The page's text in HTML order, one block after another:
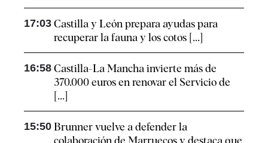
17:03 Castilla y León prepara ayudas para
recuperar la fauna y los cotos [...]
16:58 Castilla-La Mancha invierte más de
370.000 euros en renovar el Servicio de
[...]
15:50 Brunner vuelve a defender la
colaboración de Marruecos y destaca que